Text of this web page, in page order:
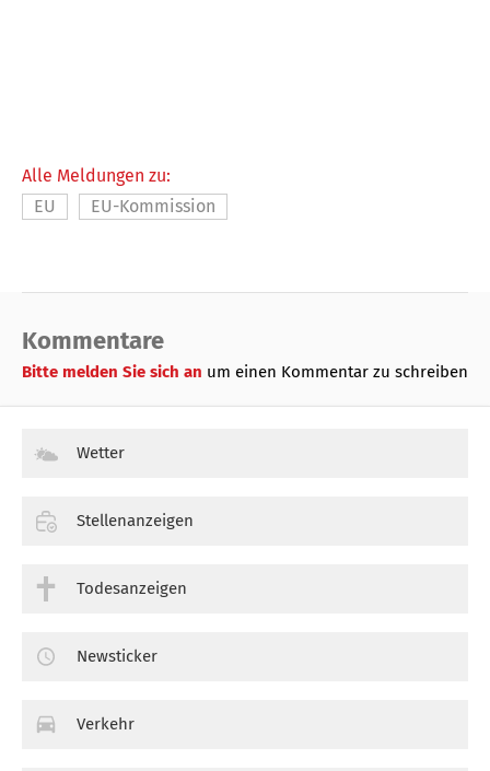
Alle Meldungen zu:
EU
EU-Kommission
Kommentare
Bitte melden Sie sich an um einen Kommentar zu schreiben
Wetter
Stellenanzeigen
Todesanzeigen
Newsticker
Verkehr